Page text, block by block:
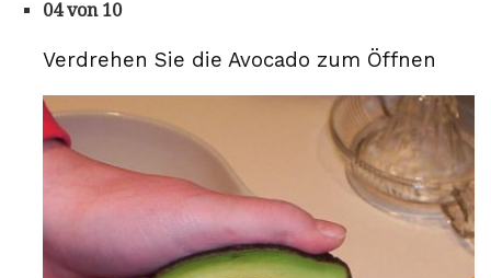
04 von 10
Verdrehen Sie die Avocado zum Öffnen